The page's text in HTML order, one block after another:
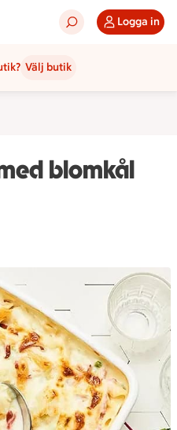
Logga in
Välj butik
blomkål
har 2 kommentarer